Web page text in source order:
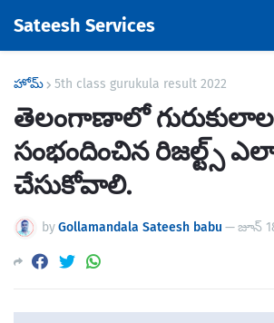
Sateesh Services
హోమ్ 5th class gurukula result 2022
తెలంగాణాలో
సంభందించిన రిజల్ట్స్
చేసుకోవాలి.
byGollamandala Sateesh babu —జూన్